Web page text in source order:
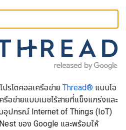
ปรโตคอลเครือข่าย Thread® แบบโอ
รือข่ายแบบเมชไร้สายที่แข็งแกร่งและ
อุปกรณ์ Internet of Things (IoT)
ของ Google และพร้อมให้